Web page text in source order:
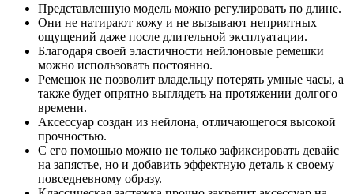
Представленную модель можно регулировать по длине.
Они не натирают кожу и не вызывают неприятных
ощущений даже после длительной эксплуатации.
Благодаря своей эластичности нейлоновые ремешки
можно использовать постоянно.
Ремешок не позволит владельцу потерять умные часы, а
также будет опрятно выглядеть на протяжении долгого
времени.
Аксессуар создан из нейлона, отличающегося высокой
прочностью.
С его помощью можно не только зафиксировать девайс
на запястье, но и добавить эффектную деталь к своему
повседневному образу.